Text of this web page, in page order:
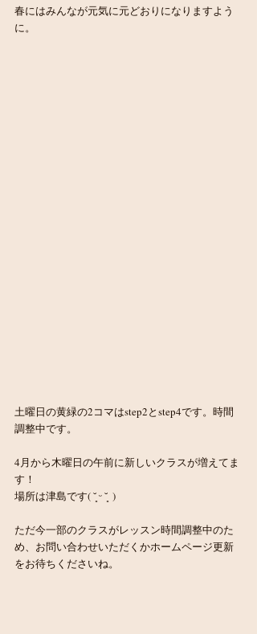
春にはみんなが元気に元どおりになりますよう
に。
土曜日の黄緑の2コマはstep2とstep4です。時間
調整中です。
4月から木曜日の午前に新しいクラスが増えてま
す！
場所は津島です( ˘͈ ᵕ ˘͈  )
ただ今一部のクラスがレッスン時間調整中のた
め、お問い合わせいただくかホームページ更新
をお待ちくださいね。